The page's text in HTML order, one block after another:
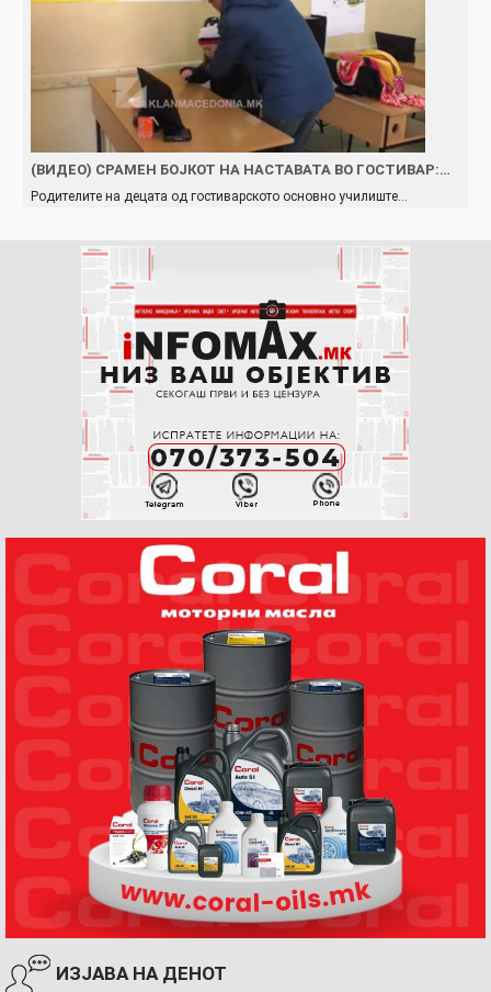
(ВИДЕО) СРАМЕН БОЈКОТ НА НАСТАВАТА ВО ГОСТИВАР:…
Родителите на децата од гостиварското основно училиште…
ИЗЈАВА НА ДЕНОТ